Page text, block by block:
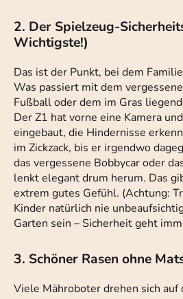
2. Der Spielzeug-
Wichtigste!)
Das ist der Punkt, bei dem
Was passiert mit dem
Fußball oder dem im Gras
Der Z1 hat vorne eine Kamera
eingebaut, die Hindernisse
im Zickzack, bis er irgendwo
das vergessene Bobbycar oder
lenkt elegant drum herum. Das
extrem gutes Gefühl. (Achtung:
Kinder natürlich nie
Garten sein – Sicherheit geht
3. Schöner Rasen ohne
Viele Mähroboter drehen sich